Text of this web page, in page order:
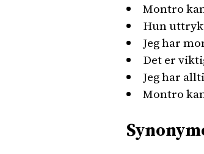
Montro
Hun
Jeg har
Det er
Jeg har
Montro